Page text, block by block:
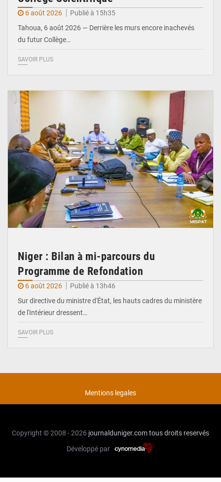
6 août 2026
Publié à 15h35
Tahoua, 6 août 2026 — Derrière les murs encore inachevés
du futur Collège…
SAVOIR PLUS
Niger : Bilan à mi-parcours du
Programme de Refondation
6 août 2026
Publié à 13h46
Sur directive du ministre d'État, les hauts cadres du ministère
de l'Intérieur dressent…
SAVOIR PLUS
Mentions legales
Copyright © 2008 - 2026 journalduniger.comtous droits reservés
Développé par